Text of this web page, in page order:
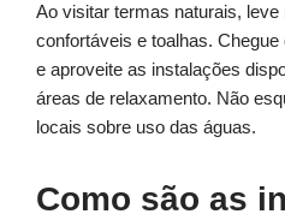
Ao visitar termas naturais, leve
confortáveis e toalhas.
e aproveite as instalações
áreas de relaxamento. Não
locais sobre uso das águas.
Como são as